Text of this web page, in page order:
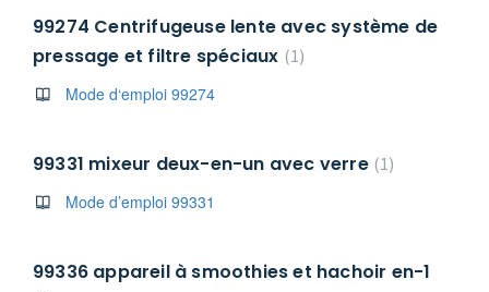
99274 Centrifugeuse lente avec système de
pressage et filtre spéciaux 1
Mode d‘emploi 99274
99331 mixeur deux-en-un avec verre 1
Mode d’emploi 99331
99336 appareil à smoothies et hachoir en-1